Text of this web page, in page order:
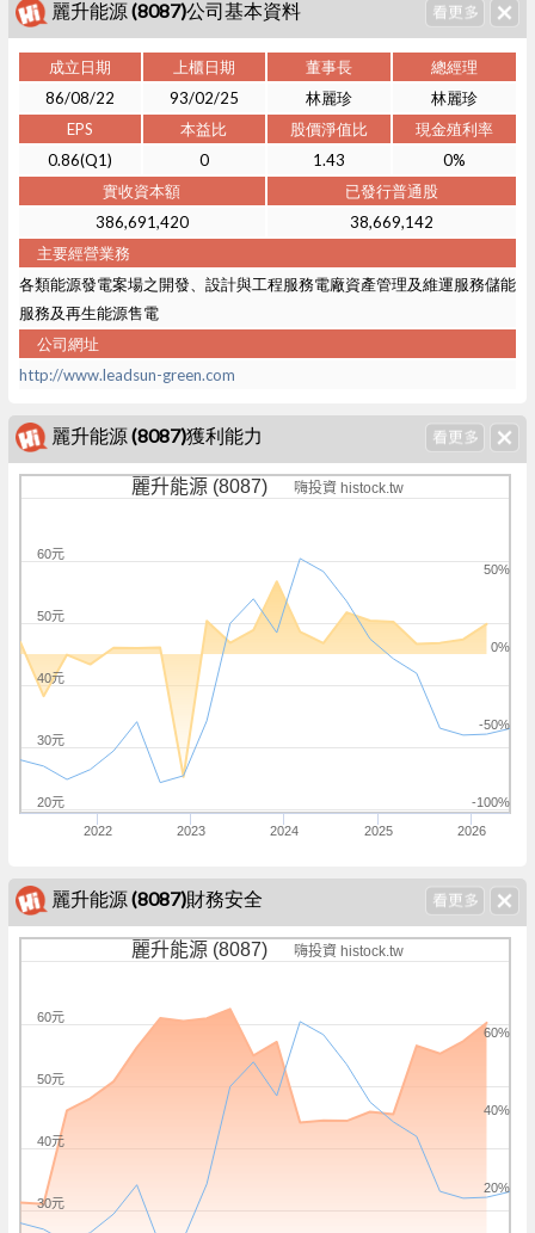
麗升能源 (8087)公司基本資料
成立日期 上櫃日期 董事長
總經理
86/08/22
93/02/25 林麗珍
林麗珍
EPS
本益比 股價淨值比
現金殖利率
0.86(Q1)
0 1.43
0%
實收資本額
已發行普通股
386,691,420
38,669,142
主要經營業務
各類能源發電案場之開發、設計與工程服務電廠資產管理及維運服務儲能
服務及再生能源售電
公司網址
http://www.leadsun-green.com
麗升能源 (8087)獲利能力
麗升能源 (8087) 嗨投資 histock.tw
2022 2023 2024 2025 2026
-100%
-50%
0%
50%
20元
30元
40元
50元
60元
麗升能源 (8087)財務安全
麗升能源 (8087) 嗨投資 histock.tw
20%
40%
60%
30元
40元
50元
60元